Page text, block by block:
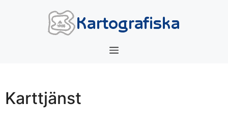
Meny
Karttjänst